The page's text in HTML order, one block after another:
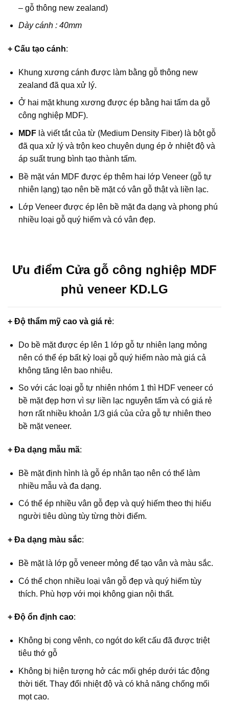
– gỗ thông new zealand)
Dày cánh : 40mm
+ Cấu tạo cánh:
Khung xương cánh được làm bằng gỗ thông new
zealand đã qua xử lý.
Ở hai mặt khung xương được ép bằng hai tấm da gỗ
công nghiệp MDF).
MDFlà viết tắt của từ (Medium Density Fiber) là bột gỗ
đã qua xử lý và trộn keo chuyên dụng ép ở nhiệt độ và
áp suất trung bình tạo thành tấm.
Bề mặt ván MDF được ép thêm hai lớp Veneer (gỗ tự
nhiên lạng) tạo nên bề mặt có vân gỗ thật và liền lạc.
Lớp Veneer được ép lên bề mặt đa dạng và phong phú
nhiều loại gỗ quý hiếm và có vân đẹp.
Ưu điểm Cửa gỗ công nghiệp MDF
phủ veneer KD.LG
+ Độ thẩm mỹ cao và giá rẻ:
Do bề mặt được ép lên 1 lớp gỗ tự nhiên lạng mỏng
nên có thể ép bất kỳ loại gỗ quý hiếm nào mà giá cả
không tăng lên bao nhiêu.
So với các loại gỗ tự nhiên nhóm 1 thì HDF veneer có
bề mặt đẹp hơn vì sự liền lạc nguyên tấm và có giá rẻ
hơn rất nhiều khoản 1/3 giá của cửa gỗ tự nhiên theo
bề mặt veneer.
+ Đa dạng mẫu mã:
Bề mặt định hình là gỗ ép nhân tạo nên có thể làm
nhiều mẫu và đa dạng.
Có thể ép nhiều vân gỗ đẹp và quý hiếm theo thị hiếu
người tiêu dùng tùy từng thời điểm.
+ Đa dạng màu sắc:
Bề mặt là lớp gỗ veneer mỏng để tạo vân và màu sắc.
Có thể chọn nhiều loại vân gỗ đẹp và quý hiếm tùy
thích. Phù hợp với mọi không gian nội thất.
+ Độ ổn định cao:
Không bị cong vênh, co ngót do kết cấu đã được triệt
tiêu thớ gỗ
Không bị hiện tượng hở các mối ghép dưới tác động
thời tiết. Thay đổi nhiệt độ và có khả năng chống mối
mọt cao.